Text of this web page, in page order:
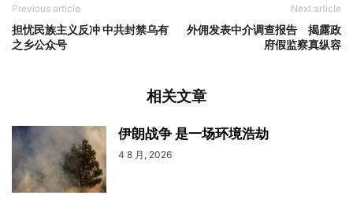
Previous article
担忧民族主义反冲 中共封禁乌有
之乡公众号
Next article
外佣发表中介调查报告 揭露政
府假监察真纵容
相关文章
伊朗战争 是一场环境浩劫
4 8 月, 2026